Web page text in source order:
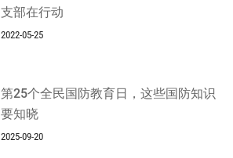
支部在行动
2022-05-25
第25个全民国防教育日，这些国防知识
要知晓
2025-09-20